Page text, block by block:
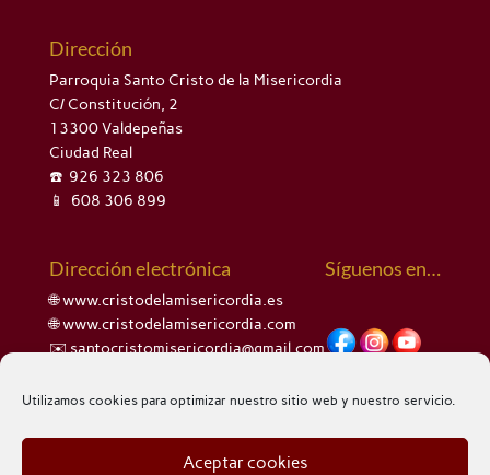
Utilizamos cookies para optimizar nuestro sitio web y nuestro servicio.
Aceptar cookies
Dirección
Parroquia Santo Cristo de la Misericordia
C/ Constitución, 2
13300 Valdepeñas
Ciudad Real
☎️ 926 323 806
📱 608 306 899
Dirección electrónica
🌐 www.cristodelamisericordia.es
🌐 www.cristodelamisericordia.com
✉️ santocristomisericordia@gmail.com
Síguenos en…